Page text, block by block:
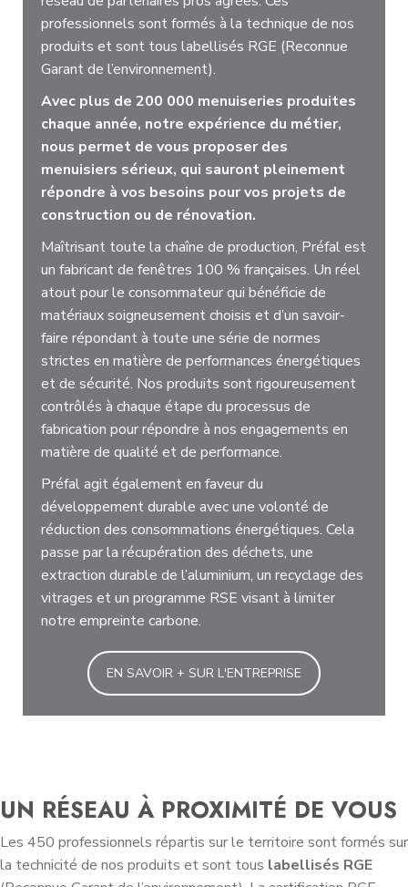
professionnels sont formés à la technique de nos
produits et sont tous labellisés RGE (Reconnue
Garant de l’environnement).
Avec plus de 200 000 menuiseries produites
chaque année, notre expérience du métier,
nous permet de vous proposer des
menuisiers sérieux, qui sauront pleinement
répondre à vos besoins pour vos projets de
construction ou de rénovation.
Maîtrisant toute la chaîne de production, Préfal est
un fabricant de fenêtres 100 % françaises. Un réel
atout pour le consommateur qui bénéficie de
matériaux soigneusement choisis et d’un savoir-
faire répondant à toute une série de normes
strictes en matière de performances énergétiques
et de sécurité. Nos produits sont rigoureusement
contrôlés à chaque étape du processus de
fabrication pour répondre à nos engagements en
matière de qualité et de performance.
Préfal agit également en faveur du
développement durable avec une volonté de
réduction des consommations énergétiques. Cela
passe par la récupération des déchets, une
extraction durable de l’aluminium, un recyclage des
vitrages et un programme RSE visant à limiter
notre empreinte carbone.
EN SAVOIR + SUR L'ENTREPRISE
UN RÉSEAU À PROXIMITÉ DE VOUS
Les 450 professionnels répartis sur le territoire sont formés sur
la technicité de nos produits et sont tous labellisés RGE